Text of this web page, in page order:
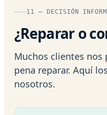
11 — DECISIÓN
¿Reparar o
Muchos clientes nos
pena reparar. Aquí
nosotros.